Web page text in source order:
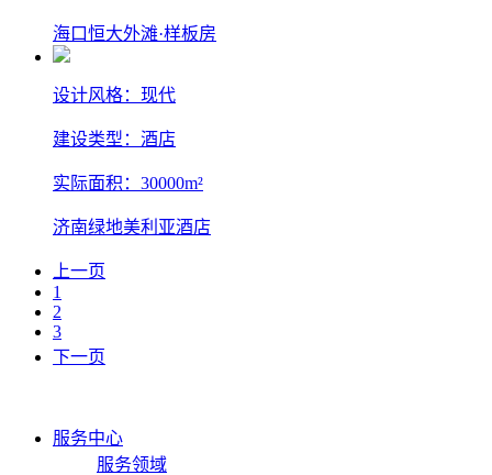
海口恒大外滩·样板房
设计风格：现代
建设类型：酒店
实际面积：30000m²
济南绿地美利亚酒店
上一页
1
2
3
下一页
服务中心
服务领域